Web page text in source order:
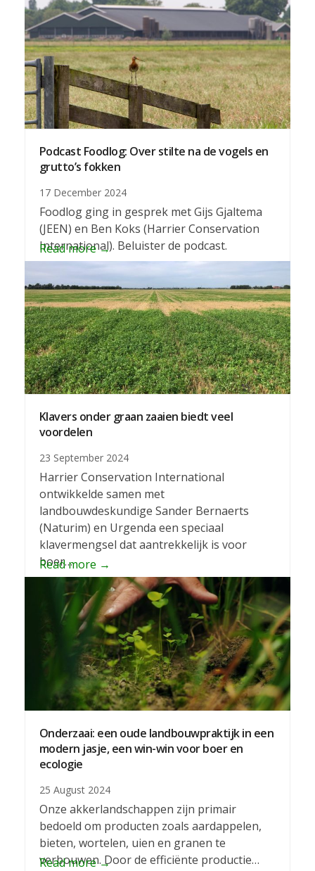
Podcast Foodlog: Over stilte na de vogels en
grutto’s fokken
17 December 2024
Foodlog ging in gesprek met Gijs Gjaltema
(JEEN) en Ben Koks (Harrier Conservation
International). Beluister de podcast.
Read more→
Klavers onder graan zaaien biedt veel
voordelen
23 September 2024
Harrier Conservation International
ontwikkelde samen met
landbouwdeskundige Sander Bernaerts
(Naturim) en Urgenda een speciaal
klavermengsel dat aantrekkelijk is voor
boer…
Read more →
Onderzaai: een oude landbouwpraktijk in een
modern jasje, een win-win voor boer en
ecologie
25 August 2024
Onze akkerlandschappen zijn primair
bedoeld om producten zoals aardappelen,
bieten, wortelen, uien en granen te
verbouwen. Door de efficiënte productie…
Read more→